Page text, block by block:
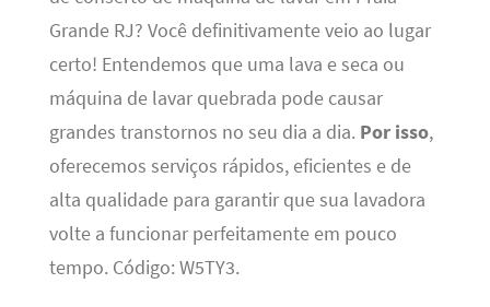
Grande RJ? Você definitivamente veio ao lugar
certo! Entendemos que uma lava e seca ou
máquina de lavar quebrada pode causar
grandes transtornos no seu dia a dia. Por isso,
oferecemos serviços rápidos, eficientes e de
alta qualidade para garantir que sua lavadora
volte a funcionar perfeitamente em pouco
tempo. Código: W5TY3.